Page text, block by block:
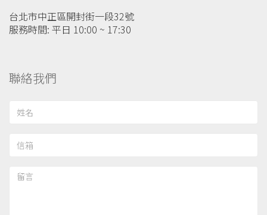
台北市中正區開封街一段32號
服務時間: 平日 10:00 ~ 17:30
聯絡我們